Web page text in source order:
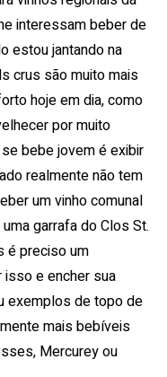
interessam beber de
estou jantando na
crus são muito mais
hoje em dia, como
por muito
bebe jovem é exibir
realmente não tem
um vinho comunal
garrafa do Clos St.
é preciso um
e encher sua
exemplos de topo de
mais bebíveis
Mercurey ou